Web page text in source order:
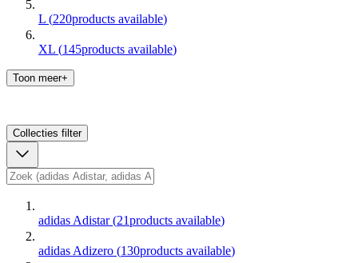
L (220products available)
XL (145products available)
Toon meer+
Collecties filter
adidas Adistar (21products available)
adidas Adizero (130products available)